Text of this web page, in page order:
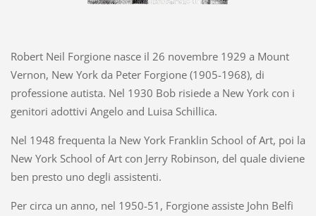
Robert Neil Forgione nasce il 26 novembre 1929 a Mount
Vernon, New York da Peter Forgione (1905-1968), di
professione autista. Nel 1930 Bob risiede a New York con i
genitori adottivi Angelo and Luisa Schillica.
Nel 1948 frequenta la New York Franklin School of Art, poi la
New York School of Art con Jerry Robinson, del quale diviene
ben presto uno degli assistenti.
Per circa un anno, nel 1950-51, Forgione assiste John Belfi